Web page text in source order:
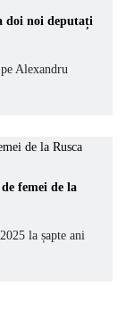
doi noi deputați
Alexandru
femei de la
la șapte ani